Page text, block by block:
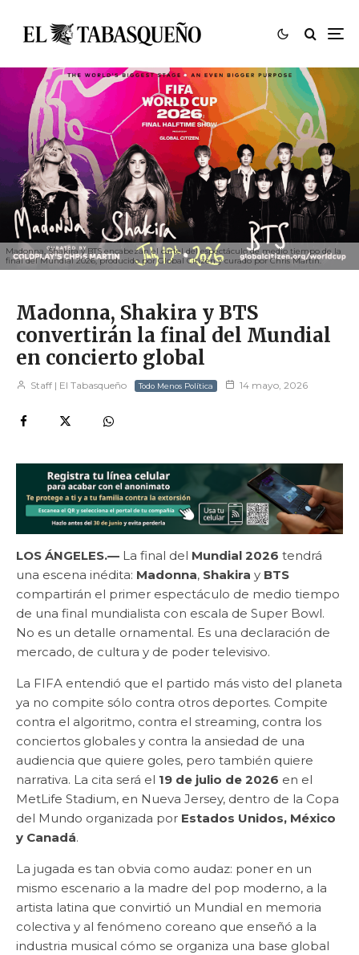
Madonna, Shakira y BTS encabezan el cartel del espectáculo de medio tiempo de la
final del Mundial 2026, producido por Global Citizen y curado por Chris Martin.
Madonna, Shakira y BTS
convertirán la final del Mundial
en concierto global
Staff | El Tabasqueño Todo Menos Política 14 mayo, 2026
LOS ÁNGELES.— La final del Mundial 2026 tendrá
una escena inédita: Madonna, Shakira y BTS
compartirán el primer espectáculo de medio tiempo
de una final mundialista con escala de Super Bowl.
No es un detalle ornamental. Es una declaración de
mercado, de cultura y de poder televisivo.
La FIFA entendió que el partido más visto del planeta
ya no compite sólo contra otros deportes. Compite
contra el algoritmo, contra el streaming, contra los
conciertos globales y contra la ansiedad de una
audiencia que quiere goles, pero también quiere
narrativa. La cita será el 19 de julio de 2026 en el
MetLife Stadium, en Nueva Jersey, dentro de la Copa
del Mundo organizada por Estados Unidos, México
y Canadá.
La jugada es tan obvia como audaz: poner en un
mismo escenario a la madre del pop moderno, a la
artista latina que convirtió un Mundial en memoria
colectiva y al fenómeno coreano que enseñó a la
industria musical cómo se organiza una base global